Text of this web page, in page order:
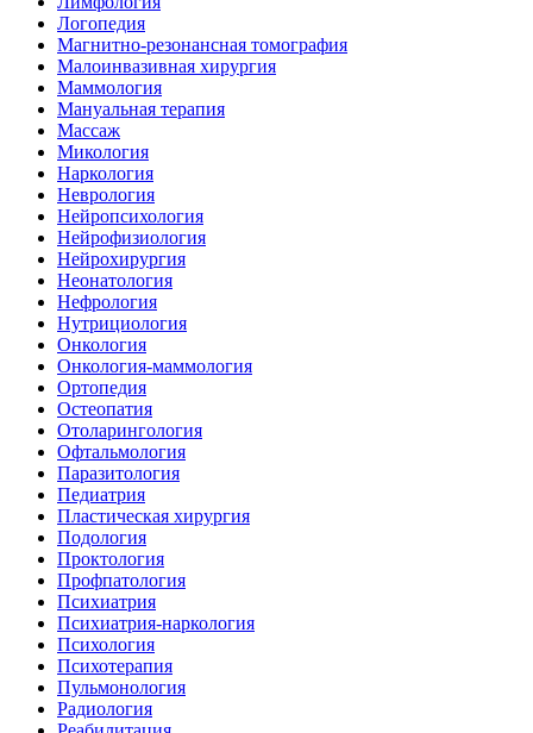
Логопедия
Магнитно-резонансная томография
Малоинвазивная хирургия
Маммология
Мануальная терапия
Массаж
Микология
Наркология
Неврология
Нейропсихология
Нейрофизиология
Нейрохирургия
Неонатология
Нефрология
Нутрициология
Онкология
Онкология-маммология
Ортопедия
Остеопатия
Отоларингология
Офтальмология
Паразитология
Педиатрия
Пластическая хирургия
Подология
Проктология
Профпатология
Психиатрия
Психиатрия-наркология
Психология
Психотерапия
Пульмонология
Радиология